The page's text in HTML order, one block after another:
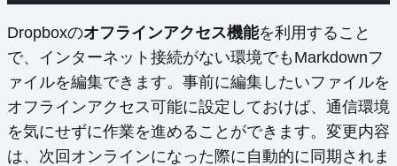
Dropboxのオフラインアクセス機能を利用すること
で、インターネット接続がない環境でもMarkdownフ
ァイルを編集できます。事前に編集したいファイルを
オフラインアクセス可能に設定しておけば、通信環境
を気にせずに作業を進めることができます。変更内容
は、次回オンラインになった際に自動的に同期されま